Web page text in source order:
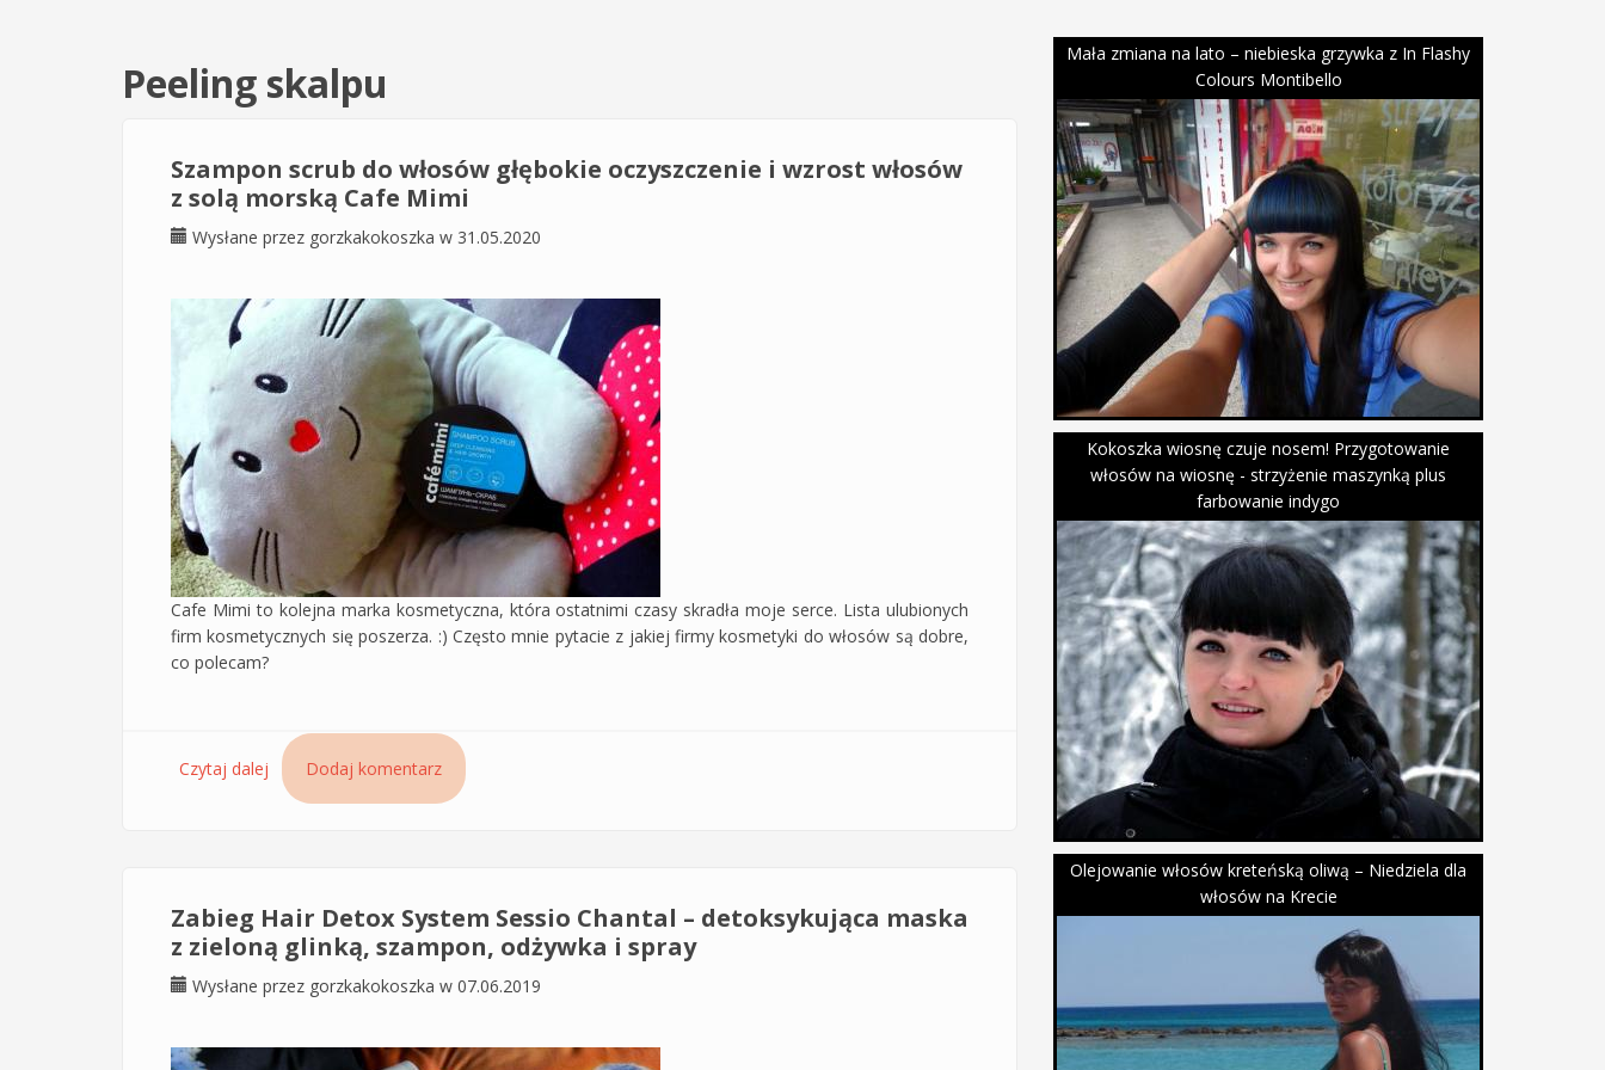
Peeling skalpu
Szampon scrub do włosów głębokie oczyszczenie i wzrost włosów
z solą morską Cafe Mimi
Wysłane przez gorzkakokoszka w 31.05.2020
Cafe Mimi to kolejna marka kosmetyczna, która ostatnimi czasy skradła moje serce. Lista ulubionych
firm kosmetycznych się poszerza. :) Często mnie pytacie z jakiej firmy kosmetyki do włosów są dobre,
co polecam?
Czytaj dalej wpis Szampon scrub do włosów głębokie oczyszczenie i wzrost włosów z solą morską Cafe Mimi
Dodaj komentarz
Zabieg Hair Detox System Sessio Chantal – detoksykująca maska
z zieloną glinką, szampon, odżywka i spray
Wysłane przez gorzkakokoszka w 07.06.2019
Mała zmiana na lato – niebieska grzywka z In Flashy
Colours Montibello
Kokoszka wiosnę czuje nosem! Przygotowanie
włosów na wiosnę - strzyżenie maszynką plus
farbowanie indygo
Olejowanie włosów kreteńską oliwą – Niedziela dla
włosów na Krecie